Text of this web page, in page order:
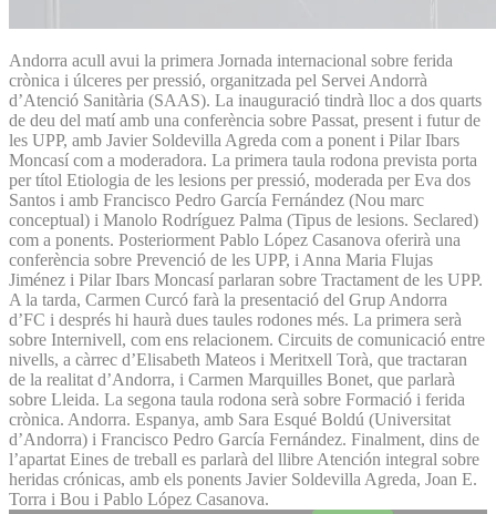
Andorra acull avui la primera Jornada internacional sobre ferida
crònica i úlceres per pressió, organitzada pel Servei Andorrà
d’Atenció Sanitària (SAAS). La inauguració tindrà lloc a dos quarts
de deu del matí amb una conferència sobre Passat, present i futur de
les UPP, amb Javier Soldevilla Agreda com a ponent i Pilar Ibars
Moncasí com a moderadora. La primera taula rodona prevista porta
per títol Etiologia de les lesions per pressió, moderada per Eva dos
Santos i amb Francisco Pedro García Fernández (Nou marc
conceptual) i Manolo Rodríguez Palma (Tipus de lesions. Seclared)
com a ponents. Posteriorment Pablo López Casanova oferirà una
conferència sobre Prevenció de les UPP, i Anna Maria Flujas
Jiménez i Pilar Ibars Moncasí parlaran sobre Tractament de les UPP.
A la tarda, Carmen Curcó farà la presentació del Grup Andorra
d’FC i després hi haurà dues taules rodones més. La primera serà
sobre Internivell, com ens relacionem. Circuits de comunicació entre
nivells, a càrrec d’Elisabeth Mateos i Meritxell Torà, que tractaran
de la realitat d’Andorra, i Carmen Marquilles Bonet, que parlarà
sobre Lleida. La segona taula rodona serà sobre Formació i ferida
crònica. Andorra. Espanya, amb Sara Esqué Boldú (Universitat
d’Andorra) i Francisco Pedro García Fernández. Finalment, dins de
l’apartat Eines de treball es parlarà del llibre Atención integral sobre
heridas crónicas, amb els ponents Javier Soldevilla Agreda, Joan E.
Torra i Bou i Pablo López Casanova.